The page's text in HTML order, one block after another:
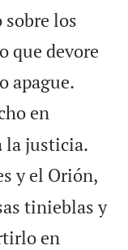
sobre los
que devore
apague.
en
la justicia.
y el Orión,
tinieblas y
en